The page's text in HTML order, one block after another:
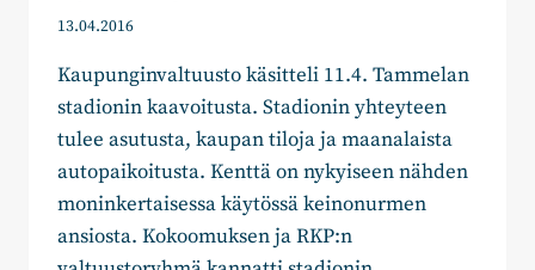
13.04.2016
Kaupunginvaltuusto käsitteli 11.4. Tammelan
stadionin kaavoitusta. Stadionin yhteyteen
tulee asutusta, kaupan tiloja ja maanalaista
autopaikoitusta. Kenttä on nykyiseen nähden
moninkertaisessa käytössä keinonurmen
ansiosta. Kokoomuksen ja RKP:n